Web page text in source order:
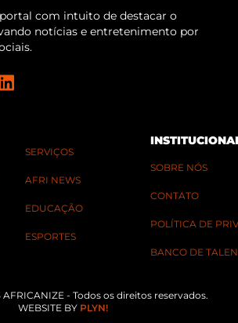
com intuito de destacar o
notícias e entretenimento por
SERVIÇOS
AFRI NEWS
EDUCAÇÃO
ESPORTES
SOBRE NÓS
CONTATO
POLÍTICA DE
BANCO DE
- Todos os direitos reservados.
WEBSITE BY PLYN!